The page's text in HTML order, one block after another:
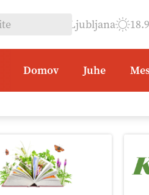
Ljubljana
Domov Juhe